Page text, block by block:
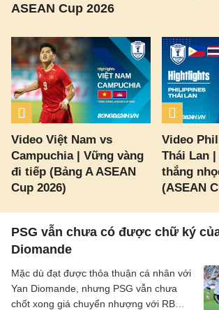
ASEAN Cup 2026
Video Việt Nam vs
Campuchia | Vững vàng
đi tiếp (Bảng A ASEAN
Cup 2026)
Video
Thái Lan
thắng
(ASEAN
PSG vẫn chưa có được chữ ký
Diomande
Mặc dù đạt được thỏa thuận cá nhân với
Yan Diomande, nhưng PSG vẫn chưa
chốt xong giá chuyển nhượng với RB